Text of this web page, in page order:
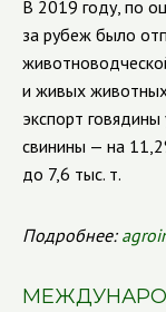
В 2019 году, по
за рубеж было
и живых
экспорт
свинины — на
до 7,6 тыс. т.
Подробнее: